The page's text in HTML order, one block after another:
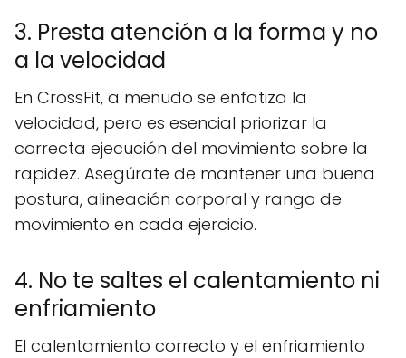
3. Presta atención a la forma y no
a la velocidad
En CrossFit, a menudo se enfatiza la
velocidad, pero es esencial priorizar la
correcta ejecución del movimiento sobre la
rapidez. Asegúrate de mantener una buena
postura, alineación corporal y rango de
movimiento en cada ejercicio.
4. No te saltes el calentamiento ni
enfriamiento
El calentamiento correcto y el enfriamiento